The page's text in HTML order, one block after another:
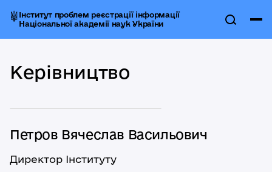
Інститут проблем реєстрації інформації
Національної академії наук України
Керівництво
Петров Вячеслав Васильович
Директор Інституту